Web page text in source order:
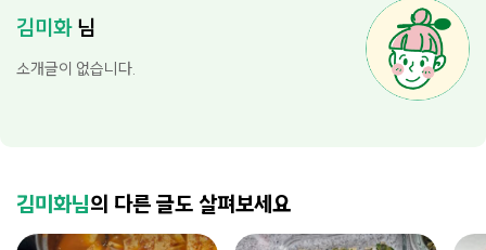
김미화님
소개글이 없습니다.
김미화님의 다른 글도 살펴보세요